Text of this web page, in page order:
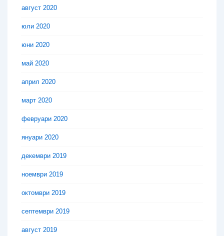
август 2020
юли 2020
юни 2020
май 2020
април 2020
март 2020
февруари 2020
януари 2020
декември 2019
ноември 2019
октомври 2019
септември 2019
август 2019